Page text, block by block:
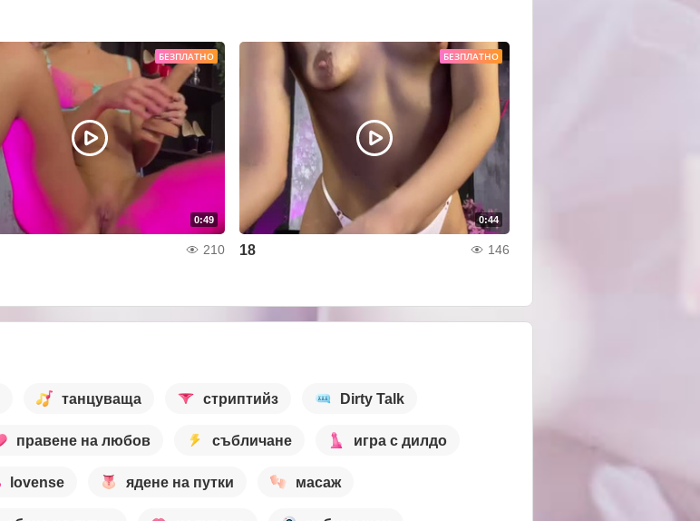
БЕЗПЛАТНО
0:49
210
БЕЗПЛАТНО
0:44
18 146
танцуваща стриптийз Dirty Talk
правене на любов събличане игра с дилдо
lovense ядене на путки масаж